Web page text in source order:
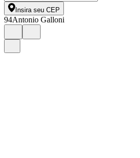
Insira seu CEP
94Antonio Galloni